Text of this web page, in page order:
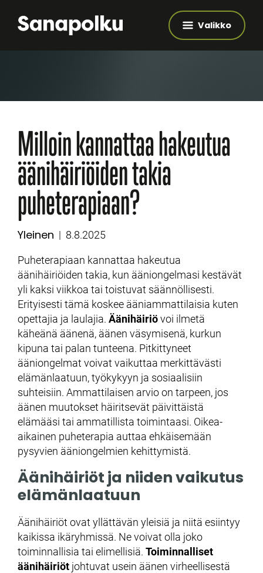
Valikko
Milloin kannattaa hakeutua
äänihäiriöiden takia
puheterapiaan?
Kategoriat
Yleinen Julkaistu
8.8.2025
Puheterapiaan kannattaa hakeutua
äänihäiriöiden takia, kun ääniongelmasi kestävät
yli kaksi viikkoa tai toistuvat säännöllisesti.
Erityisesti tämä koskee ääniammattilaisia kuten
opettajia ja laulajia. Äänihäiriövoi ilmetä
käheänä äänenä, äänen väsymisenä, kurkun
kipuna tai palan tunteena. Pitkittyneet
ääniongelmat voivat vaikuttaa merkittävästi
elämänlaatuun, työkykyyn ja sosiaalisiin
suhteisiin. Ammattilaisen arvio on tarpeen, jos
äänen muutokset häiritsevät päivittäistä
elämääsi tai ammatillista toimintaasi. Oikea-
aikainen puheterapia auttaa ehkäisemään
pysyvien ääniongelmien kehittymistä.
Äänihäiriöt ja niiden vaikutus
elämänlaatuun
Äänihäiriöt ovat yllättävän yleisiä ja niitä esiintyy
kaikissa ikäryhmissä. Ne voivat olla joko
toiminnallisia tai elimellisiä. Toiminnalliset
äänihäiriöt johtuvat usein äänen virheellisestä